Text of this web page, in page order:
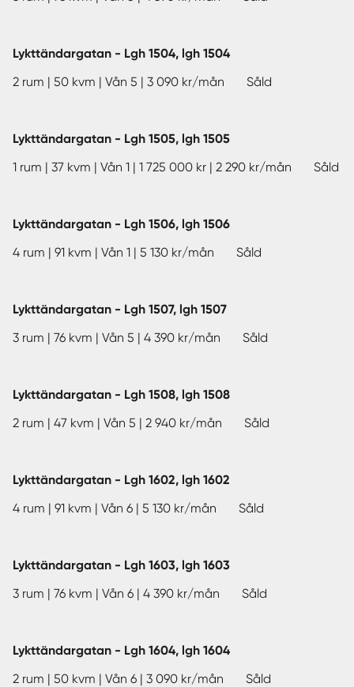
Lykttändargatan - Lgh 1504, lgh 1504
2 rum | 50 kvm | Vån 5 | 3 090 kr/mån Såld
Lykttändargatan - Lgh 1505, lgh 1505
1 rum | 37 kvm | Vån 1 | 1 725 000 kr | 2 290 kr/mån Såld
Lykttändargatan - Lgh 1506, lgh 1506
4 rum | 91 kvm | Vån 1 | 5 130 kr/mån Såld
Lykttändargatan - Lgh 1507, lgh 1507
3 rum | 76 kvm | Vån 5 | 4 390 kr/mån Såld
Lykttändargatan - Lgh 1508, lgh 1508
2 rum | 47 kvm | Vån 5 | 2 940 kr/mån Såld
Lykttändargatan - Lgh 1602, lgh 1602
4 rum | 91 kvm | Vån 6 | 5 130 kr/mån Såld
Lykttändargatan - Lgh 1603, lgh 1603
3 rum | 76 kvm | Vån 6 | 4 390 kr/mån Såld
Lykttändargatan - Lgh 1604, lgh 1604
2 rum | 50 kvm | Vån 6 | 3 090 kr/mån Såld